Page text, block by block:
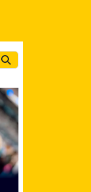
Search